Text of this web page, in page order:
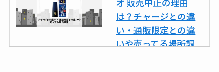
も調査
は？チャージとの違
い・通販限定との違
いや売ってる場所調